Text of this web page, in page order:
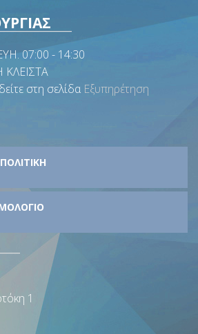
07:00 - 14:30
στη σελίδα Εξυπηρέτηση
1